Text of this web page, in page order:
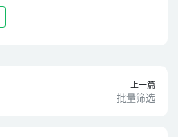
上一篇
批量筛选